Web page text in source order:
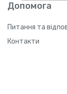
пройде
через
він
Допомога
Питання та
Контакти